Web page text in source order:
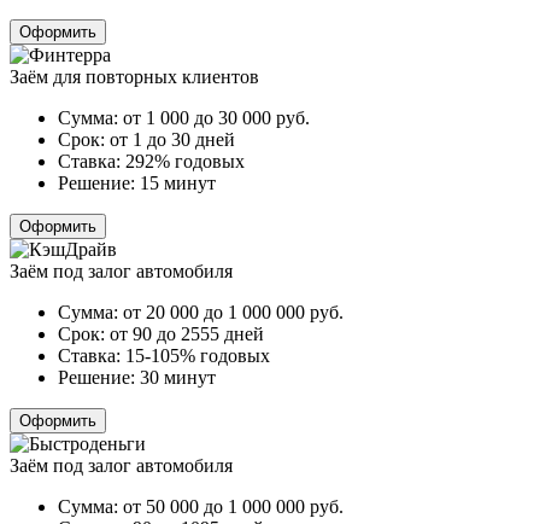
Оформить
Заём для повторных клиентов
Сумма: от 1 000 до 30 000 руб.
Срок: от 1 до 30 дней
Ставка: 292% годовых
Решение: 15 минут
Оформить
Заём под залог автомобиля
Сумма: от 20 000 до 1 000 000 руб.
Срок: от 90 до 2555 дней
Ставка: 15-105% годовых
Решение: 30 минут
Оформить
Заём под залог автомобиля
Сумма: от 50 000 до 1 000 000 руб.